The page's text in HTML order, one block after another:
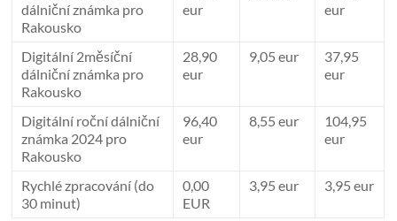
dálniční známka pro
Rakousko
eur
eur
Digitální 2měsíční
dálniční známka pro
Rakousko
28,90
eur
9,05 eur
37,95
eur
Digitální roční dálniční
známka 2024 pro
Rakousko
96,40
eur
8,55 eur
104,95
eur
Rychlé zpracování (do
30 minut)
0,00
EUR
3,95 eur 3,95 eur